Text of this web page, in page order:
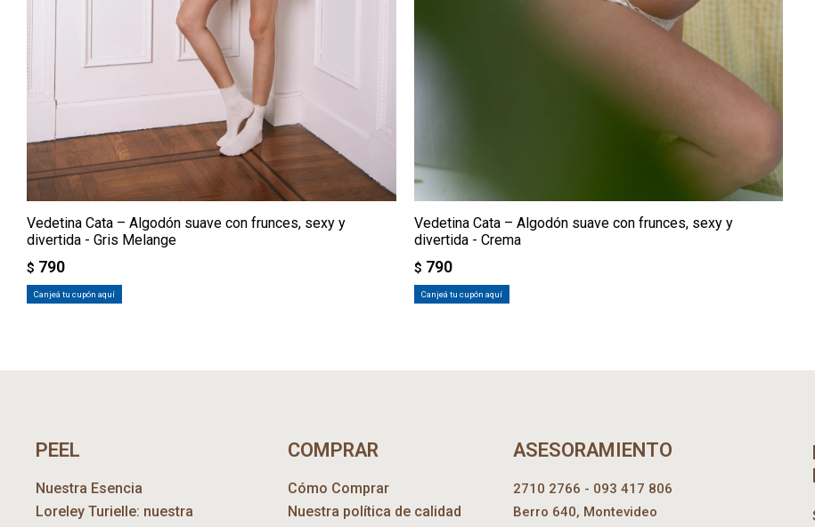
Vedetina Cata – Algodón suave con frunces, sexy y
divertida - Gris Melange
$ 790
Canjeá tu cupón aquí
Vedetina Cata – Algodón suave con frunces, sexy y
divertida - Crema
$ 790
Canjeá tu cupón aquí
PEEL
Nuestra Esencia
Loreley Turielle: nuestra
COMPRAR
Cómo Comprar
Nuestra política de calidad
ASESORAMIENTO
2710 2766 - 093 417 806
Berro 640, Montevideo